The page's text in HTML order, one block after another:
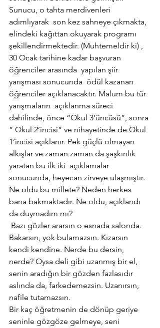
Sunucu, o tahta merdivenleri
adımlıyarak  son kez sahneye çıkmakta,
elindeki kağıttan okuyarak programı
şekillendirmektedir. (Muhtemeldir ki) ,
30 Ocak tarihine kadar başvuran
öğrenciler arasında  yapılan şiir
yarışması sonucunda  ödül kazanan
öğrenciler açıklanacaktır. Malum bu tür
yarışmaların  açıklanma süreci
dahilinde, önce “Okul 3’üncüsü”, sonra
” Okul 2’incisi” ve nihayetinde de Okul
1’incisi açıklanır. Pek güçlü olmayan
alkışlar ve zaman zaman da şaşkınlık
yaratan bu ilk iki  açıklamalar
sonucunda, heyecan zirveye ulaşmıştır.
Ne oldu bu millete? Neden herkes
bana bakmaktadır. Ne oldu, açıklandı
da duymadım mı?
Bazı gözler ararsın o esnada salonda.
Bakarsın, yok bulamazsın. Kızarsın
kendi kendine. Nerde bu dersin,
nerde? Oysa deli gibi uzanmış bir el,
senin aradığın bir gözden fazlasıdır
aslında da, farkedemezsin. Uzanırsın,
nafile tutamazsın.
Bir kaç öğretmenin de dönüp geriye
seninle gözgöze gelmeye, seni